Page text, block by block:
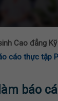
Cao đẳng
cáo thực tập
báo